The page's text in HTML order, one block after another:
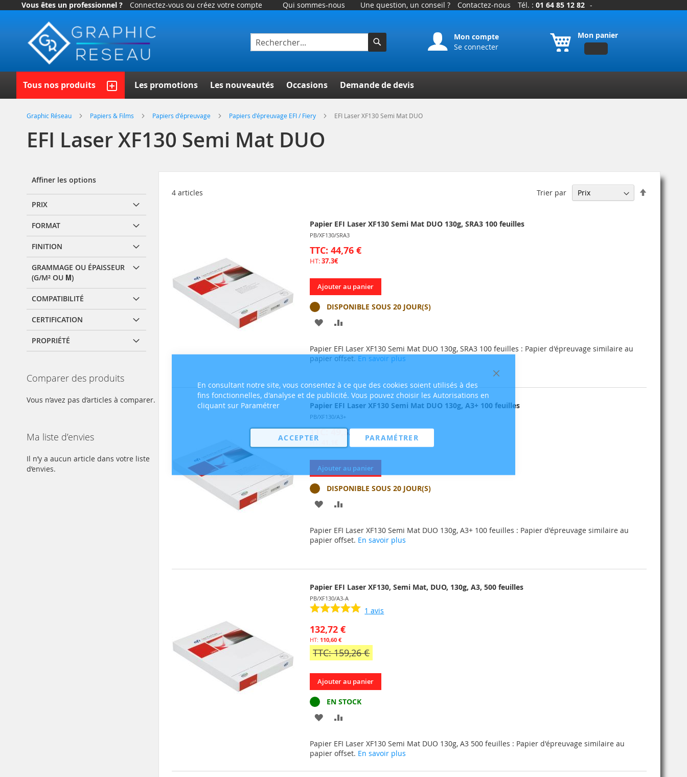
Fermer
En consultant notre site, vous consentez à ce que des cookies soient utilisés à des
fins fonctionnelles, d'analyse et de publicité. Vous pouvez choisir les Autorisations en
cliquant sur Paramétrer
ACCEPTER PARAMÉTRER
Vous êtes un professionnel ? Connectez-vous ou créez votre compte Qui sommes-nous Une question, un conseil ? Contactez-nous Tél. : 01 64 85 12 82 -
Allez
contenu
Mon panier
Mon compte
Se connecter
Tous nos produits Les promotions Les nouveautés Occasions Demande de devis
Graphic Réseau Papiers & Films Papiers d'épreuvage Papiers d'épreuvage EFI / Fiery EFI Laser XF130 Semi Mat DUO
EFI Laser XF130 Semi Mat DUO
4 articles Trier par
Papier EFI Laser XF130 Semi Mat DUO 130g, SRA3 100 feuilles
PB/XF130/SRA3
TTC: 44,76 €
HT:37.3€
Ajouter au panier
DISPONIBLE SOUS 20 JOUR(S)
AJOUTER
MA
D’ENVIE
COMPARATEUR
Papier EFI Laser XF130 Semi Mat DUO 130g, SRA3 100 feuilles : Papier d'épreuvage similaire au
papier offset. En savoir plus
Papier EFI Laser XF130 Semi Mat DUO 130g, A3+ 100 feuilles
PB/XF130/A3+
TTC: 49,32 €
HT:
Ajouter au panier
DISPONIBLE SOUS 20 JOUR(S)
AJOUTER
MA
COMPARATEUR
Papier EFI Laser XF130 Semi Mat DUO 130g, A3+ 100 feuilles : Papier d'épreuvage similaire au
papier offset. En savoir plus
Papier EFI Laser XF130, Semi Mat, DUO, 130g, A3, 500 feuilles
PB/XF130/A3-A
1 avis
132,72 €
110,60 €
TTC: 159,26 €
Ajouter au panier
EN STOCK
AJOUTER
MA
LISTE
COMPARATEUR
Papier EFI Laser XF130 Semi Mat DUO 130g, A3 500 feuilles : Papier d'épreuvage similaire au
papier offset. En savoir plus
Affiner les options
PRIX
FORMAT
FINITION
GRAMMAGE OU ÉPAISSEUR
(G/M² OU Μ)
COMPATIBILITÉ
CERTIFICATION
PROPRIÉTÉ
Comparer des produits
Vous n’avez pas d’articles à comparer.
Ma liste d’envies
Il n’y a aucun article dans votre liste
d’envies.